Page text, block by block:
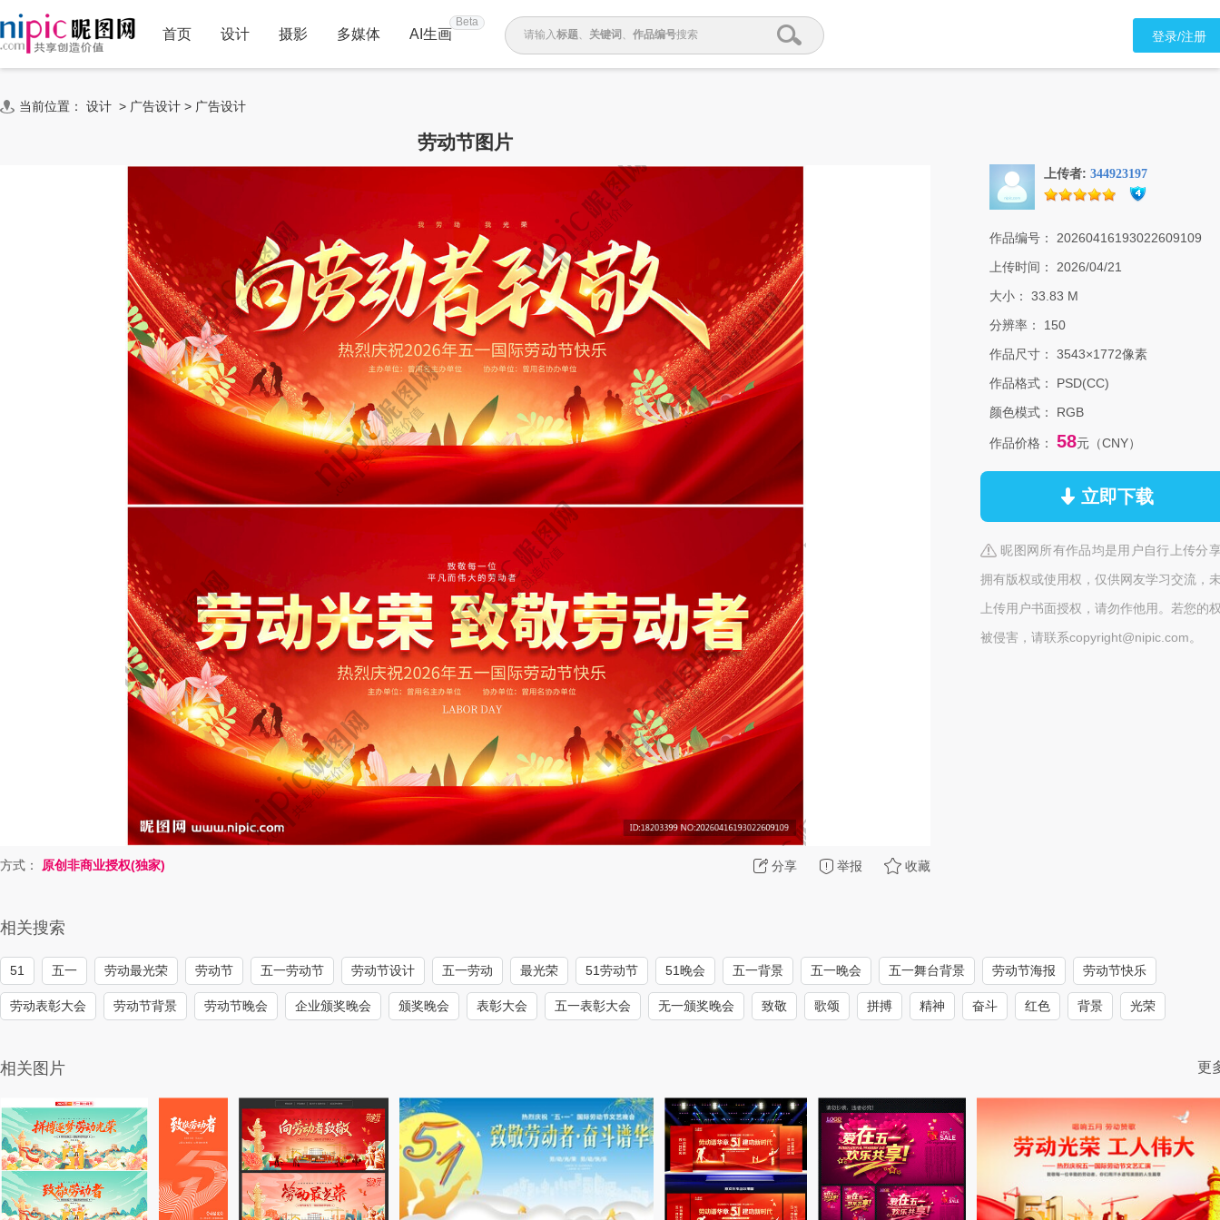
首页 设计 摄影 多媒体 AI生画
Beta
请输入标题、 关键词 、 作品编号搜索 登录/注册
当前位置： 设计 > 广告设计 > 广告设计
劳动节图片
分享 举报 收藏
方式： 原创非商业授权(独家)
上传者: 344923197
作品编号：
20260416193022609109
上传时间：
2026/04/21
大小：
33.83 M
分辨率：
150
作品尺寸：
3543×1772像素
作品格式：
PSD(CC)
颜色模式：
RGB
作品价格： 58元（CNY）
立即下载
昵图网所有作品均是用户自行上传分
拥有版权或使用权，仅供网友学习交流，
上传用户书面授权，请勿作他用。若您的
被侵害，请联系copyright@nipic.com。
相关搜索
51 五一 劳动最光荣 劳动节 五一劳动节 劳动节设计 五一劳动 最光荣 51劳动节 51晚会 五一背景 五一晚会 五一舞台背景 劳动节海报 劳动节快乐
劳动表彰大会 劳动节背景 劳动节晚会 企业颁奖晚会 颁奖晚会 表彰大会 五一表彰大会 无一颁奖晚会 致敬 歌颂 拼搏 精神 奋斗 红色 背景 光荣
相关图片 更